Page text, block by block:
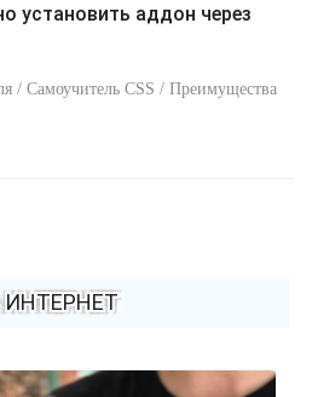
установить аддон через
/ Самоучитель CSS / Преимущества
ИНТЕРНЕТ